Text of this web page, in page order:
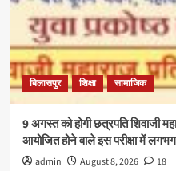
बिलासपुर शिक्षा सामाजिक
9 अगस्त को होगी छत्रपति शिवाजी
आयोजित होने वाले इस परीक्षा में
admin August 8, 2026 18